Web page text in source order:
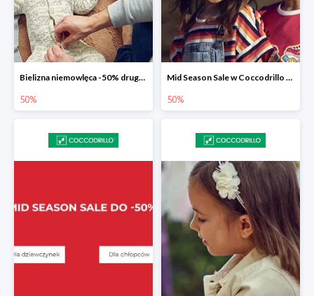
Bielizna niemowlęca -50% druga sztuka
50%
Mid Season Sale w Coccodrillo do -50%
50%